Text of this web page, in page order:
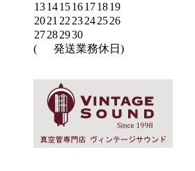
13141516171819
20212223242526
27282930
(
発送業務休日)